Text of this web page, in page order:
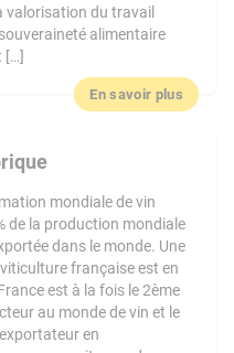
valorisation du travail
alimentaire
[…]
En savoir plus
mondiale de vin
de la production mondiale
dans le monde. Une
française est en
est à la fois le 2ème
au monde de vin et le
en